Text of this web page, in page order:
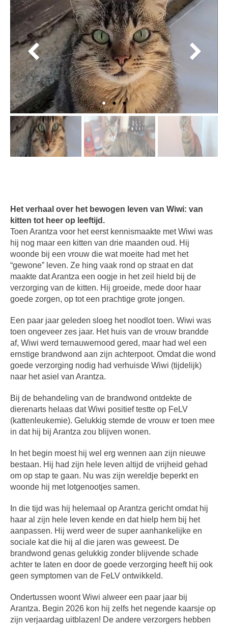
Het verhaal over het bewogen leven van Wiwi: van
kitten tot heer op leeftijd.
Toen Arantza voor het eerst kennismaakte met Wiwi was
hij nog maar een kitten van drie maanden oud. Hij
woonde bij een vrouw die wat moeite had met het
“gewone” leven. Ze hing vaak rond op straat en dat
maakte dat Arantza een oogje in het zeil hield bij de
verzorging van de kitten. Hij groeide, mede door haar
goede zorgen, op tot een prachtige grote jongen.
Een paar jaar geleden sloeg het noodlot toen. Wiwi was
toen ongeveer zes jaar. Het huis van de vrouw brandde
af, Wiwi werd ternauwernood gered, maar had wel een
ernstige brandwond aan zijn achterpoot. Omdat die wond
goede verzorging nodig had verhuisde Wiwi (tijdelijk)
naar het asiel van Arantza.
Bij de behandeling van de brandwond ontdekte de
dierenarts helaas dat Wiwi positief testte op FeLV
(kattenleukemie). Gelukkig stemde de vrouw er toen mee
in dat hij bij Arantza zou blijven wonen.
In het begin moest hij wel erg wennen aan zijn nieuwe
bestaan. Hij had zijn hele leven altijd de vrijheid gehad
om op stap te gaan. Nu was zijn wereldje beperkt en
woonde hij met lotgenootjes samen.
In die tijd was hij helemaal op Arantza gericht omdat hij
haar al zijn hele leven kende en dat hielp hem bij het
aanpassen. Hij werd weer de super aanhankelijke en
sociale kat die hij al die jaren was geweest. De
brandwond genas gelukkig zonder blijvende schade
achter te laten en door de goede verzorging heeft hij ook
geen symptomen van de FeLV ontwikkeld.
Ondertussen woont Wiwi alweer een paar jaar bij
Arantza. Begin 2026 kon hij zelfs het negende kaarsje op
zijn verjaardag uitblazen! De andere verzorgers hebben